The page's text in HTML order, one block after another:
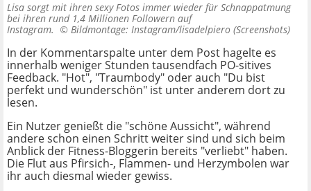
Lisa sorgt mit ihren sexy Fotos immer wieder für Schnappatmung
bei ihren rund 1,4 Millionen Followern auf
Instagram. © Bildmontage: Instagram/lisadelpiero (Screenshots)
In der Kommentarspalte unter dem Post hagelte es
innerhalb weniger Stunden tausendfach PO-sitives
Feedback. "Hot", "Traumbody" oder auch "Du bist
perfekt und wunderschön" ist unter anderem dort zu
lesen.
Ein Nutzer genießt die "schöne Aussicht", während
andere schon einen Schritt weiter sind und sich beim
Anblick der Fitness-Bloggerin bereits "verliebt" haben.
Die Flut aus Pfirsich-, Flammen- und Herzymbolen war
ihr auch diesmal wieder gewiss.